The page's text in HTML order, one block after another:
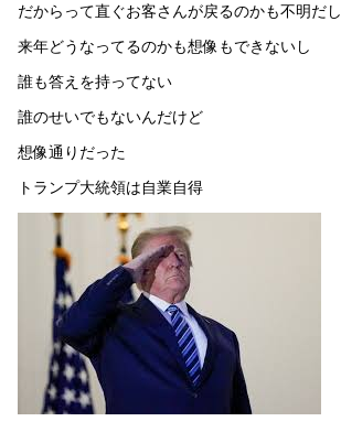
だからって直ぐお客さんが戻るのかも不明だし
来年どうなってるのかも想像もできないし
誰も答えを持ってない
誰のせいでもないんだけど
想像通りだった
トランプ大統領は自業自得